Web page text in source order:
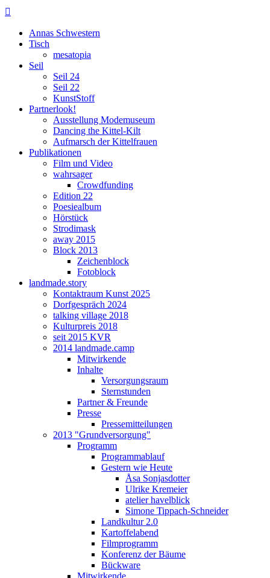

Annas Schwestern
Tisch
mesatopia
Seil
Seil 24
Seil 22
KunstStoff
Partnerlook!
Ausstellung Modemuseum
Dancing the Kittel-Kilt
Aufmarsch der Kittelfrauen
Publikationen
Film und Video
wahrsager
Crowdfunding
Edition 22
Poesiealbum
Hörstück
Strodimask
away 2015
Block 2013
Zeichenblock
Fotoblock
landmade.story
Kontaktraum Kunst 2025
Dorfgespräch 2024
talking village 2018
Kulturpreis 2018
seit 2015 KVR
2014 landmade.camp
Mitwirkende
Inhalte
Versorgungsraum
Sternstunden
Partner & Freunde
Presse
Pressemitteilungen
2013 "Grundversorgung"
Programm
Programmablauf
Gestern wie Heute
Åsa Sonjasdotter
Ulrike Kremeier
atelier havelblick
Simone Tippach-Schneider
Landkultur 2.0
Kartoffelabend
Filmprogramm
Konferenz der Bäume
Bückware
Mitwirkende